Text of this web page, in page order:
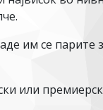
им се парите
или